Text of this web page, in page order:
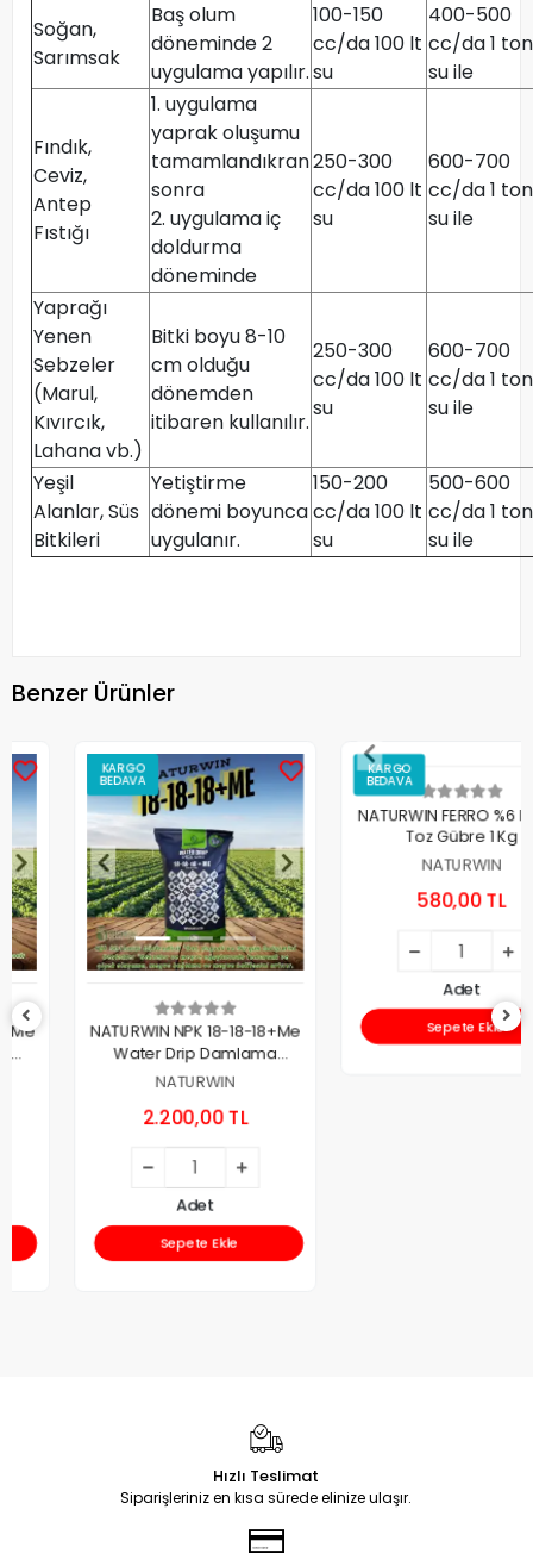
Soğan,
Sarımsak
Baş olum
döneminde 2
uygulama yapılır.
100-150
cc/da 100 lt
su
400-500
cc/da 1 ton
su ile
Fındık,
Ceviz,
Antep
Fıstığı
1. uygulama
yaprak oluşumu
tamamlandıkran
sonra
2. uygulama iç
doldurma
döneminde
250-300
cc/da 100 lt
su
600-700
cc/da 1 ton
su ile
Yaprağı
Yenen
Sebzeler
(Marul,
Kıvırcık,
Lahana vb.)
Bitki boyu 8-10
cm olduğu
dönemden
itibaren kullanılır.
250-300
cc/da 100 lt
su
600-700
cc/da 1 ton
su ile
Yeşil
Alanlar, Süs
Bitkileri
Yetiştirme
dönemi boyunca
uygulanır.
150-200
cc/da 100 lt
su
500-600
cc/da 1 ton
su ile
Benzer Ürünler
NATURWIN NPK 18-18-18+Me
Water Drip Damlama
Gübresi 25 Kg.
NATURWIN
2.200,00 TL
Sepete Ekle
NATURWIN FERRO %6 Demir
Toz Gübre 1 Kg
NATURWIN
580,00 TL
Sepete Ekle
Hızlı Teslimat
Siparişleriniz en kısa sürede elinize ulaşır.